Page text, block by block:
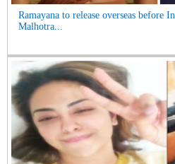
Ramayana to release overseas before
Malhotra...